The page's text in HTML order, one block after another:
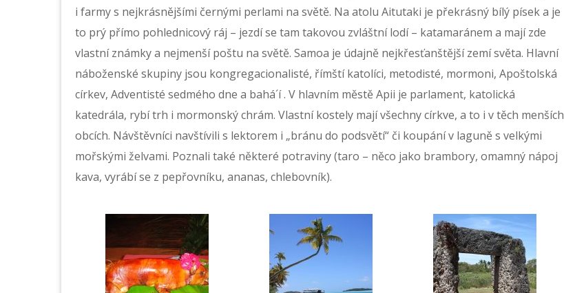
i farmy s nejkrásnějšími černými perlami na světě. Na atolu Aitutaki je překrásný bílý písek a je
to prý přímo pohlednicový ráj – jezdí se tam takovou zvláštní lodí – katamaránem a mají zde
vlastní známky a nejmenší poštu na světě. Samoa je údajně nejkřesťanštější zemí světa. Hlavní
náboženské skupiny jsou kongregacionalisté, římští katolíci, metodisté, mormoni, Apoštolská
církev, Adventisté sedmého dne a bahá´í . V hlavním městě Apii je parlament, katolická
katedrála, rybí trh i mormonský chrám. Vlastní kostely mají všechny církve, a to i v těch menších
obcích. Návštěvníci navštívili s lektorem i „bránu do podsvětí“ či koupání v laguně s velkými
mořskými želvami. Poznali také některé potraviny (taro – něco jako brambory, omamný nápoj
kava, vyrábí se z pepřovníku, ananas, chlebovník).